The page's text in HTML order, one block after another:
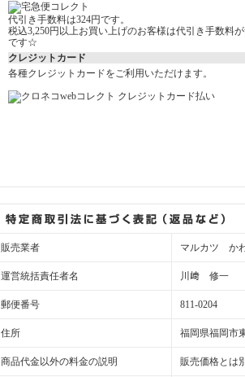
代引き手数料は324円です。
税込3,250円以上お買い上げのお客様は代引き手数料
です☆
クレジットカード
各種クレジットカードをご利用いただけます。
販売業者 マルカツ か
運営統括責任者名 川﨑 修一
郵便番号 811-0204
住所 福岡県福岡市
商品代金以外の料金の説明 販売価格とは